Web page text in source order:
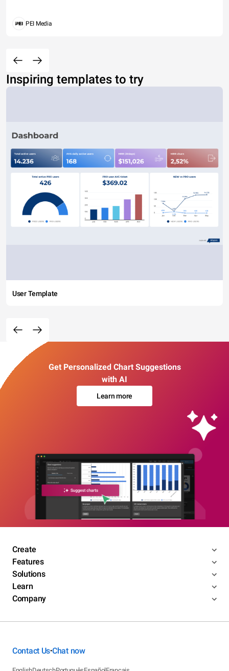
PEI Media
Inspiring templates to try
User Template
Get Personalized Chart Suggestions
with AI
Learn more
Create
Features
Solutions
Learn
Company
Contact Us•Chat now